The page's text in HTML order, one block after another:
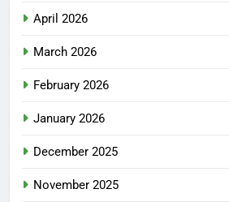
April 2026
March 2026
February 2026
January 2026
December 2025
November 2025